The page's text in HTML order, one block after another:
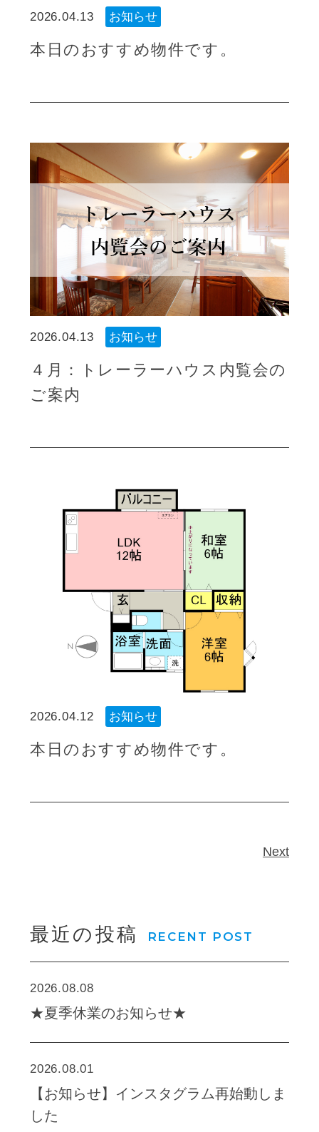
2026.04.13 お知らせ
本日のおすすめ物件です。
2026.04.13 お知らせ
４月：トレーラーハウス内覧会の
ご案内
2026.04.12 お知らせ
本日のおすすめ物件です。
Next
最近の投稿 RECENT POST
2026.08.08
★夏季休業のお知らせ★
2026.08.01
【お知らせ】インスタグラム再始動しま
した